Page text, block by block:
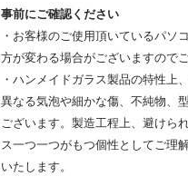
事前にご確認ください
・お客様のご使用頂いているパソ
方が変わる場合がございますので
・ハンメイドガラス製品の特性上
異なる気泡や細かな傷、不純物、
ございます。製造工程上、避けら
ス一つ一つがもつ個性としてご理
いたします。